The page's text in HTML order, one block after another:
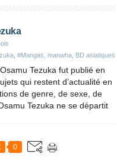
#Mangas, manwha, BD asiatiques
Tezuka fut publié en
qui restent d’actualité en
de genre, de sexe, de
Tezuka ne se départit
0